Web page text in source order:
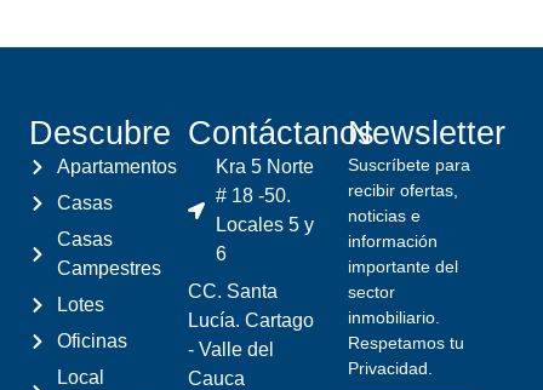
Descubre
Apartamentos
Casas
Casas
Campestres
Lotes
Oficinas
Local
Contáctanos
Kra 5 Norte
# 18 -50.
Locales 5 y
6
CC. Santa
Lucía. Cartago
- Valle del
Cauca
Newsletter
Suscríbete para
recibir ofertas,
noticias e
información
importante del
sector
inmobiliario.
Respetamos tu
Privacidad.